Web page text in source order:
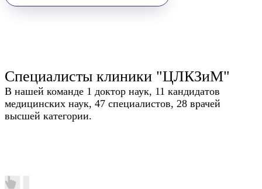
Специалисты клиники "ЦЛКЗиМ"
В нашей команде 1 доктор наук, 11 кандидатов
медицинских наук, 47 специалистов, 28 врачей
высшей категории.